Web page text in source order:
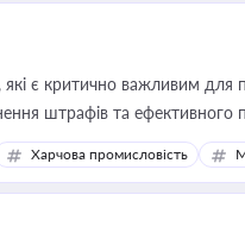
є критично важливим для
штрафів та ефективного
Харчова промисловість